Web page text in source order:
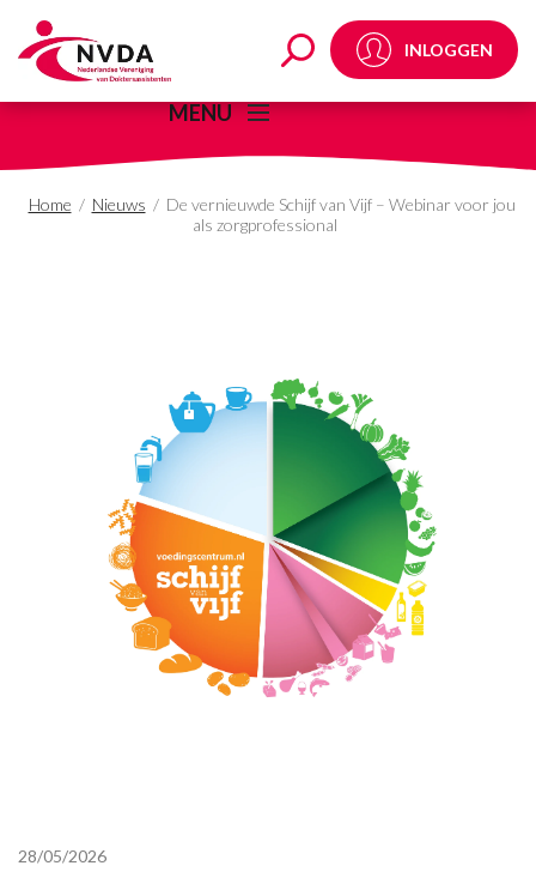
De vernieuwde Schijf
INLOGGEN
MENU
Home / Nieuws / De vernieuwde Schijf van Vijf – Webinar voor jou
als zorgprofessional
28/05/2026